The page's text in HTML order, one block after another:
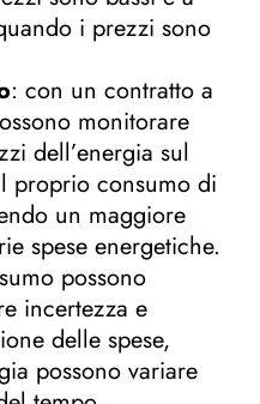
i prezzi sono
: con un contratto a
monitorare
dell’energia sul
proprio consumo di
un maggiore
spese energetiche.
possono
incertezza e
delle spese,
possono variare